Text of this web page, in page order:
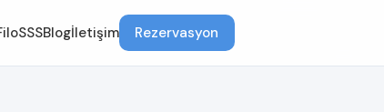
SSSBlogİletişim Rezervasyon